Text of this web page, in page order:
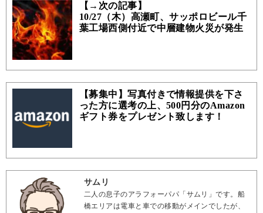
【→次の記事】
10/27（木）高瀬町、サッポロビール千
葉工場西側付近で中層建物火災が発生
【募集中】写真付きで情報提供を下さ
った方に選考の上、500円分のAmazon
ギフト券をプレゼント致します！
サムリ
二人の息子のアラフォーパパ「サムリ」です。船
橋エリアは電車と車での移動がメインでしたが、